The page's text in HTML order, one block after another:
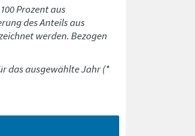
Prozent aus
des Anteils aus
werden. Bezogen
das ausgewählte Jahr (*